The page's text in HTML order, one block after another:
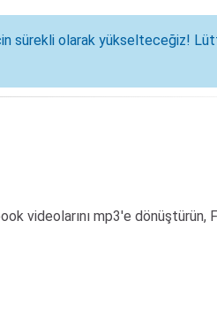
sürekli olarak yükselteceğiz!
videolarını mp3'e dönüştürün,